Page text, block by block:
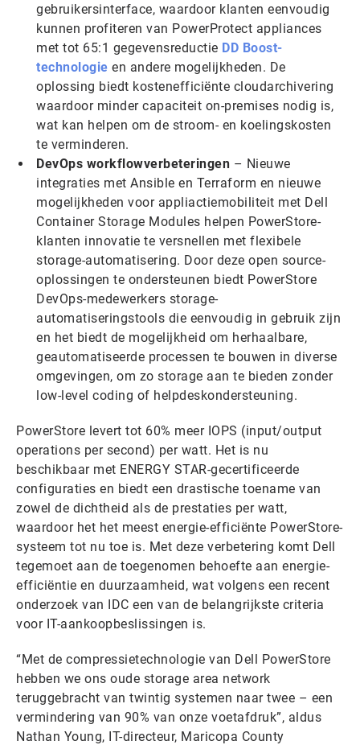
gebruikersinterface, waardoor klanten eenvoudig
kunnen profiteren van PowerProtect appliances
met tot 65:1 gegevensreductie DD Boost-
technologie en andere mogelijkheden. De
oplossing biedt kostenefficiënte cloudarchivering
waardoor minder capaciteit on-premises nodig is,
wat kan helpen om de stroom- en koelingskosten
te verminderen.
DevOps workflowverbeteringen – Nieuwe
integraties met Ansible en Terraform en nieuwe
mogelijkheden voor appliactiemobiliteit met Dell
Container Storage Modules helpen PowerStore-
klanten innovatie te versnellen met flexibele
storage-automatisering. Door deze open source-
oplossingen te ondersteunen biedt PowerStore
DevOps-medewerkers storage-
automatiseringstools die eenvoudig in gebruik zijn
en het biedt de mogelijkheid om herhaalbare,
geautomatiseerde processen te bouwen in diverse
omgevingen, om zo storage aan te bieden zonder
low-level coding of helpdeskondersteuning.
PowerStore levert tot 60% meer IOPS (input/output
operations per second) per watt. Het is nu
beschikbaar met ENERGY STAR-gecertificeerde
configuraties en biedt een drastische toename van
zowel de dichtheid als de prestaties per watt,
waardoor het het meest energie-efficiënte PowerStore-
systeem tot nu toe is. Met deze verbetering komt Dell
tegemoet aan de toegenomen behoefte aan energie-
efficiëntie en duurzaamheid, wat volgens een recent
onderzoek van IDC een van de belangrijkste criteria
voor IT-aankoopbeslissingen is.
“Met de compressietechnologie van Dell PowerStore
hebben we ons oude storage area network
teruggebracht van twintig systemen naar twee – een
vermindering van 90% van onze voetafdruk”, aldus
Nathan Young, IT-directeur, Maricopa County